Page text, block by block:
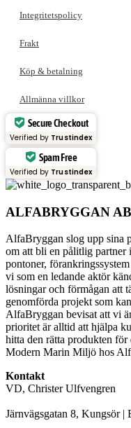
Integritetspolicy
Frakt
Köp & betalning
Allmänna villkor
Secure Checkout
Verified by Trustindex
Spam Free
Verified by Trustindex
ALFABRYGGAN AB
AlfaBryggan slog upp sina
om att bli en pålitlig partner
pontoner,
vi som en ledande aktör
lösningar och förmågan att
genomförda projekt som
AlfaBryggan bevisat att vi
prioritet är alltid att hjälpa
hitta den rätta produkten
Modern Marin Miljö hos
Kontakt
VD, Christer Ulfvengren
Järnvägsgatan 8, Kungsör